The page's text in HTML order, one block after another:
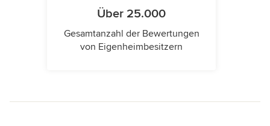
Über 25.000
Gesamtanzahl der Bewertungen
von Eigenheimbesitzern